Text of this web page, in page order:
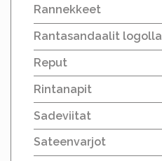
Rannekkeet
Rantasandaalit logolla
Reput
Rintanapit
Sadeviitat
Sateenvarjot